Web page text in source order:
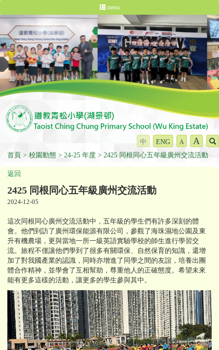
menu
中 ENG A A
首頁 校園動態 24-25 年度 2425 同根同心五年級廣州交流活動
返回
2425 同根同心五年級廣州交流活動
2024-12-05
這次同根同心廣州交流活動中，五年級的學生們有許多深刻的體
會。他們到訪了廣州環保能源有限公司，參觀了海珠濕地公園及東
升有機農場，更與當地一所一級英語實驗學校的師生進行學習交
流。旅程不僅讓他們學到了很多有關環保、自然保育的知識，還增
加了對我國產業的認識，同時亦增進了同學之間的友誼，培養出團
體合作精神，並學會了互相幫助，尊重他人的正確態度。希望未來
能有更多這樣的活動，讓更多的學生參與其中。